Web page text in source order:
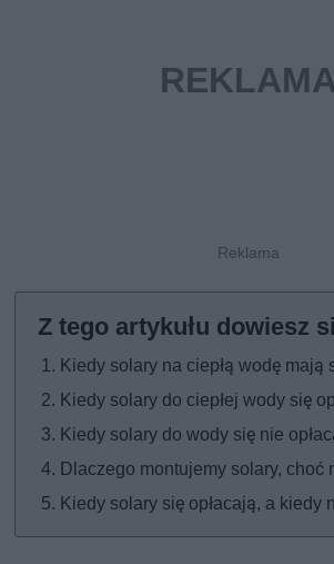
Kiedy solary na ciepłą wodę mają
Kiedy solary do ciepłej wody się
Kiedy solary do wody się nie
Dlaczego montujemy solary, choć
Kiedy solary się opłacają, a kiedy